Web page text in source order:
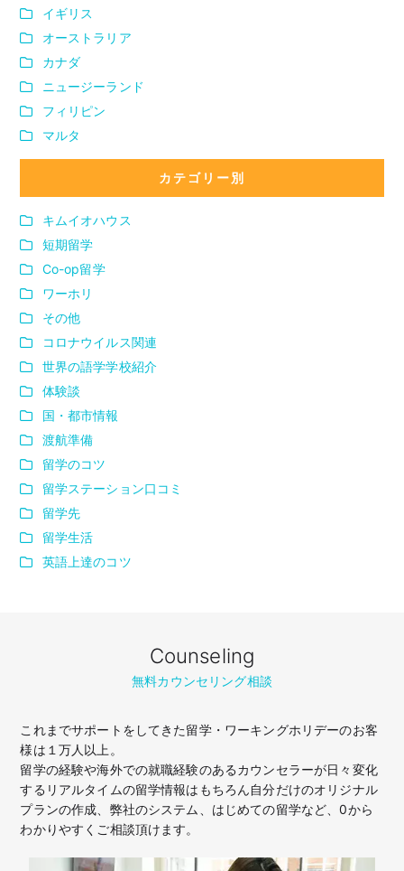
イギリス
オーストラリア
カナダ
ニュージーランド
フィリピン
マルタ
カテゴリー別
キムイオハウス
短期留学
Co-op留学
ワーホリ
その他
コロナウイルス関連
世界の語学学校紹介
体験談
国・都市情報
渡航準備
留学のコツ
留学ステーション口コミ
留学先
留学生活
英語上達のコツ
Counseling
無料カウンセリング相談
これまでサポートをしてきた留学・ワーキングホリデーのお客
様は１万人以上。
留学の経験や海外での就職経験のあるカウンセラーが日々変化
するリアルタイムの留学情報はもちろん自分だけのオリジナル
プランの作成、弊社のシステム、はじめての留学など、0から
わかりやすくご相談頂けます。